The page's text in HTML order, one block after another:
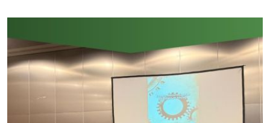
comunidad colombiana migrante en España. El arte
finalmente la ganadora.
Su trabajo estará disponible en laWEBdelCOTSB,
para todas las persona interesadas.